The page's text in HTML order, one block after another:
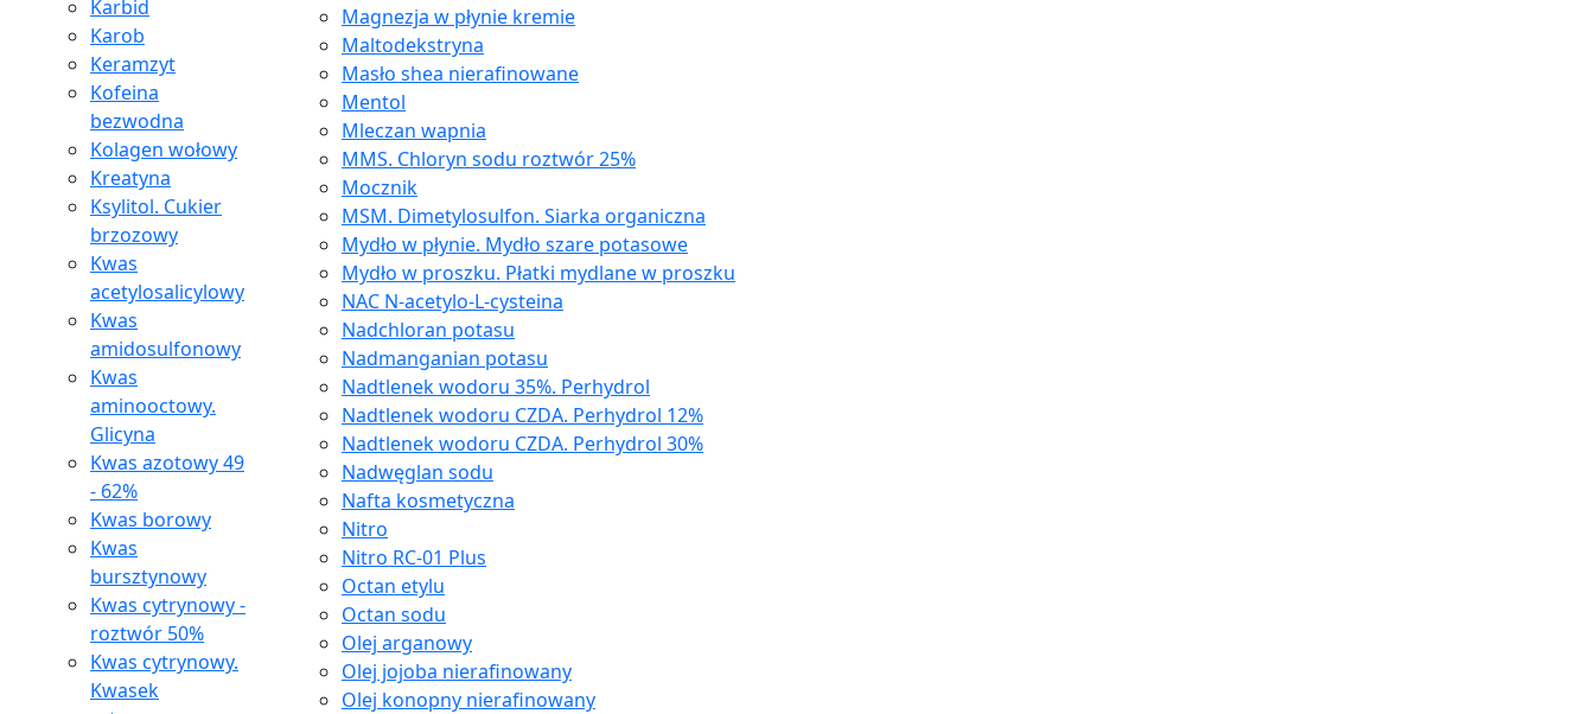
Karbid
Karob
Keramzyt
Kofeina
bezwodna
Kolagen wołowy
Kreatyna
Ksylitol. Cukier
brzozowy
Kwas
acetylosalicylowy
Kwas
amidosulfonowy
Kwas
aminooctowy.
Glicyna
Kwas azotowy 49
- 62%
Kwas borowy
Kwas
bursztynowy
Kwas cytrynowy -
roztwór 50%
Kwas cytrynowy.
Kwasek
Magnezja w płynie kremie
Maltodekstryna
Masło shea nierafinowane
Mentol
Mleczan wapnia
MMS. Chloryn sodu roztwór 25%
Mocznik
MSM. Dimetylosulfon. Siarka organiczna
Mydło w płynie. Mydło szare potasowe
Mydło w proszku. Płatki mydlane w proszku
NAC N-acetylo-L-cysteina
Nadchloran potasu
Nadmanganian potasu
Nadtlenek wodoru 35%. Perhydrol
Nadtlenek wodoru CZDA. Perhydrol 12%
Nadtlenek wodoru CZDA. Perhydrol 30%
Nadwęglan sodu
Nafta kosmetyczna
Nitro
Nitro RC-01 Plus
Octan etylu
Octan sodu
Olej arganowy
Olej jojoba nierafinowany
Olej konopny nierafinowany